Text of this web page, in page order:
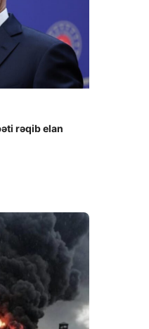
rəqib elan